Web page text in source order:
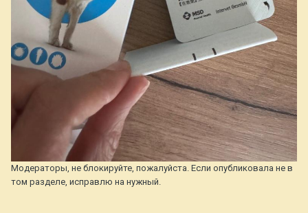
Модераторы, не блокируйте, пожалуйста. Если опубликовала не в
том разделе, исправлю на нужный.